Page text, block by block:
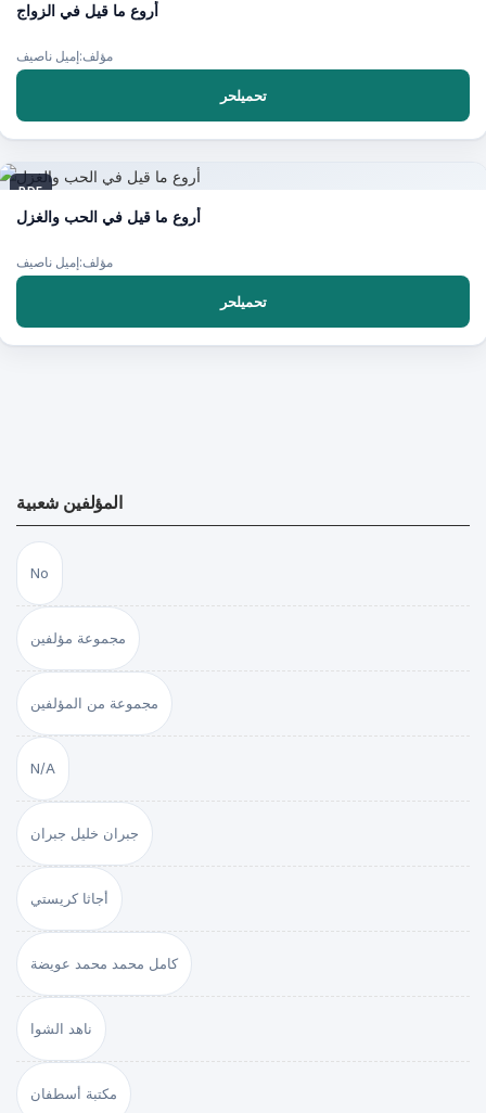
أروع ما قيل في الزواج
مؤلف:إميل ناصيف
تحميلحر
PDF
أروع ما قيل في الحب والغزل
مؤلف:إميل ناصيف
تحميلحر
المؤلفين شعبية
No
مجموعة مؤلفين
مجموعة من المؤلفين
N/A
جبران خليل جبران
أجاثا كريستي
كامل محمد محمد عويضة
ناهد الشوا
مكتبة أسطفان